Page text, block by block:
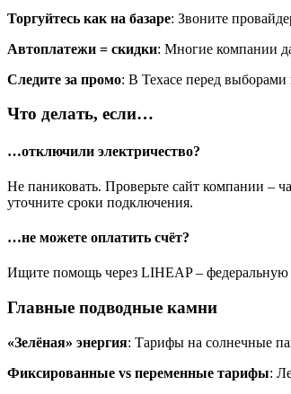
Торгуйтесь как на базаре: Звоните
Автоплатежи = скидки: Многие компании
Следите за промо: В Техасе перед
Что делать, если…
…отключили электричество?
Не паниковать. Проверьте сайт компании –
уточните сроки подключения.
…не можете оплатить счёт?
Ищите помощь через LIHEAP –
Главные подводные камни
«Зелёная» энергия: Тарифы на солнечные
Фиксированные vs переменные тарифы: